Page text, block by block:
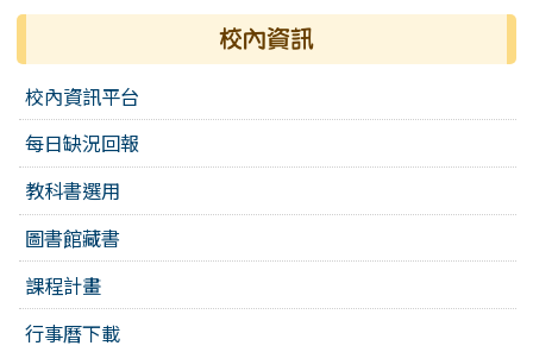
校內資訊
校內資訊平台
每日缺況回報
教科書選用
圖書館藏書
課程計畫
行事曆下載